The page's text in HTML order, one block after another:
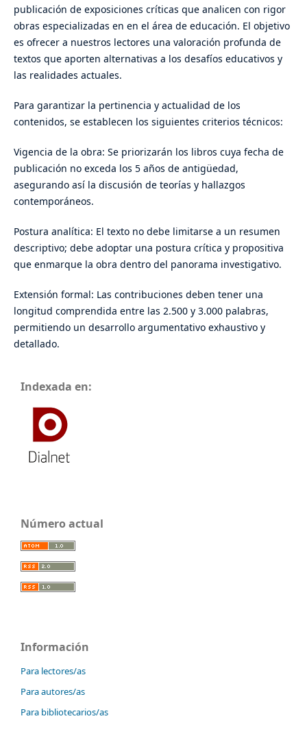
publicación de exposiciones críticas que analicen con rigor
obras especializadas en en el área de educación. El objetivo
es ofrecer a nuestros lectores una valoración profunda de
textos que aporten alternativas a los desafíos educativos y
las realidades actuales.
Para garantizar la pertinencia y actualidad de los
contenidos, se establecen los siguientes criterios técnicos:
Vigencia de la obra: Se priorizarán los libros cuya fecha de
publicación no exceda los 5 años de antigüedad,
asegurando así la discusión de teorías y hallazgos
contemporáneos.
Postura analítica: El texto no debe limitarse a un resumen
descriptivo; debe adoptar una postura crítica y propositiva
que enmarque la obra dentro del panorama investigativo.
Extensión formal: Las contribuciones deben tener una
longitud comprendida entre las 2.500 y 3.000 palabras,
permitiendo un desarrollo argumentativo exhaustivo y
detallado.
Indexada en:
Número actual
Información
Para lectores/as
Para autores/as
Para bibliotecarios/as